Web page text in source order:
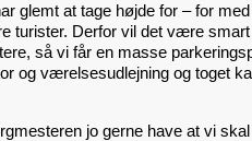
glemt at tage højde for – for
turister. Derfor vil det være
så vi får en masse
og værelsesudlejning og toget
jo gerne have at vi